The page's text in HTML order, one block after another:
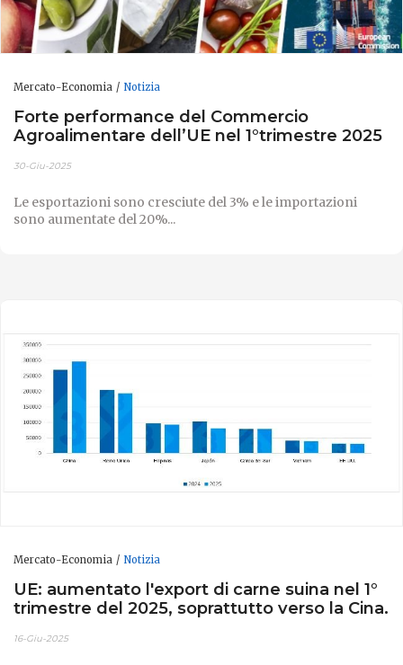
Mercato-Economia Notizia
Forte performance del Commercio
Agroalimentare dell’UE nel 1°trimestre 2025
30-Giu-2025
Le esportazioni sono cresciute del 3% e le importazioni
sono aumentate del 20%...
Mercato-Economia Notizia
UE: aumentato l'export di carne suina nel 1°
trimestre del 2025, soprattutto verso la Cina.
16-Giu-2025